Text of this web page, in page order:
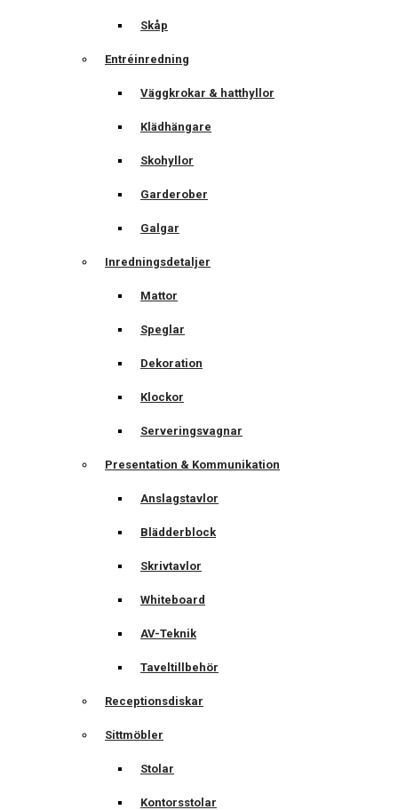
Skåp
Entréinredning
Väggkrokar & hatthyllor
Klädhängare
Skohyllor
Garderober
Galgar
Inredningsdetaljer
Mattor
Speglar
Dekoration
Klockor
Serveringsvagnar
Presentation & Kommunikation
Anslagstavlor
Blädderblock
Skrivtavlor
Whiteboard
AV-Teknik
Taveltillbehör
Receptionsdiskar
Sittmöbler
Stolar
Kontorsstolar